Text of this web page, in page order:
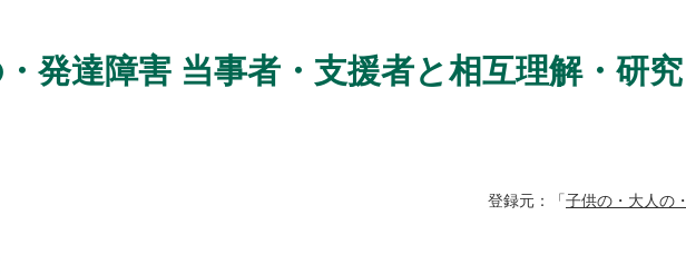
発達障害 当事者・支援者と相互理解・研
登録元：「子供の・大人の